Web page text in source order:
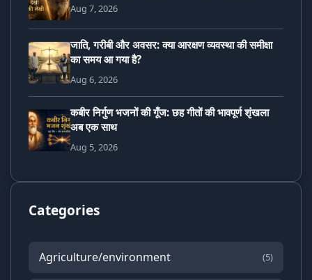
Aug 7, 2026
जाति, गरीबी और अवसर: क्या आरक्षण व्यवस्था की समीक्षा
का समय आ गया है?
Aug 6, 2026
कबीर निर्गुण भजनों की गूँज: छह गीतों की भावपूर्ण शृंखला
अब एक साथ
Aug 5, 2026
Categories
Agriculture/environment (5)